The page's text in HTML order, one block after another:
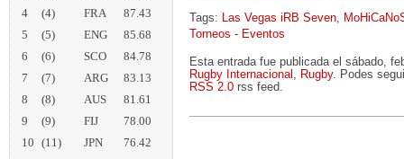
4
(4) FRA
87.43
5
(5) ENG
85.68
6
(6) SCO
84.78
7
(7) ARG
83.13
8
(8) AUS
81.61
9
(9) FIJ
78.00
10 (11) JPN 76.42
Tags: Las Vegas iRB Seven,
Torneos - Eventos
Esta entrada fue publicada el sábado,
Rugby Internacional , Rugby. Podes
RSS 2.0 rss feed.